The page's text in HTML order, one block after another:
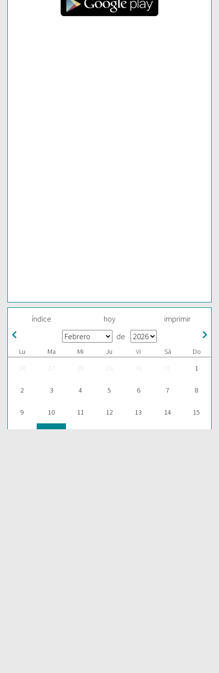
índice hoy imprimir
de
Lu Ma Mi Ju Vi Sá
Do
26
27 28 29 30 31 1
2 3 4 5 6 7 8
9 10 11 12 13 14 15